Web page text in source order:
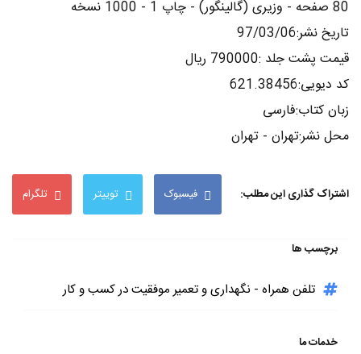
80 صفحه - وزیری (گالینگور) - چاپ 1 - 1000 نسخه
تاریخ نشر:97/03/06
قیمت پشت جلد :790000 ریال
کد دیویی:621.38456
زبان کتاب:فارسی
محل نشر:تهران - تهران
اشتراک گذاری این مطلب: فیسبوک توییتر تلگرام
برچسب ها
تلفن همراه - نگهداری و تعمیر موفقیت در کسب و کار
خدمات ما